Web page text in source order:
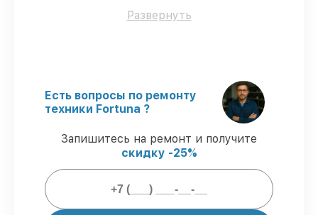
уровень профессионализма.
официальная гарантия на все виды
починки.
Обеспечиваемые гарантии на
восстановление:
80% работ
проводится с присутствием
Развернуть
Есть вопросы по ремонту
техники Fortuna ?
Запишитесь на ремонт и получите
скидку -25%